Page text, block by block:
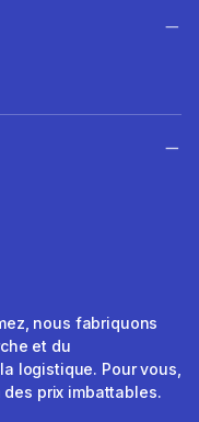
nous fabriquons
et du
logistique. Pour vous,
prix imbattables.